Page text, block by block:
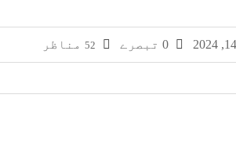
مونڈ افغانستان کے کاروباری
52 مناظر